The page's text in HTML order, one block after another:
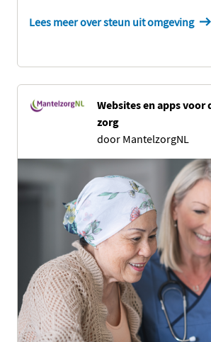
Lees meer over steun uit omgeving
Websites en apps voor
zorg
door MantelzorgNL